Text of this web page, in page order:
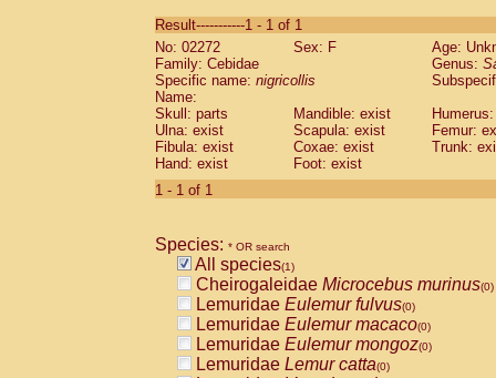
CebidaeSaguinus labiatus(0)
Cebidae Saguinus leucopus (0)
Cebidae
CebidaeSaguinus mystax
Cebidae Saguinus nigricollis (1)
Cebidae Saguinus oedipus
Cebidae Saguinus weddelli
Cebidae Saguinusspp.
Cebidae
CebidaeCebus capucinus
CebidaeCebus nigrivittatus
CebidaeCebus spp.(0)
CebidaeSaimiri boliviensis(0)
CebidaeSaimiri sciureus(0)
AtelidaeAlouatta caraya(0)
AtelidaeAlouatta fusca(0)
Result-----------1 - 1 of 1
No: 02272
Sex: F
Age:
Family: Cebidae
Genus:
Specific name: nigricollis
Name:
Skull: parts
Mandible: exist
Ulna: exist
Scapula: exist
Femur:
Fibula: exist
Coxae: exist
Trunk:
Hand: exist
Foot: exist
1 - 1 of 1
Species: * OR search
All species(1)
Cheirogaleidae Microcebus murinus(0)
Lemuridae Eulemur fulvus(0)
Lemuridae Eulemur macaco(0)
Lemuridae Eulemur mongoz(0)
Lemuridae Lemur catta(0)